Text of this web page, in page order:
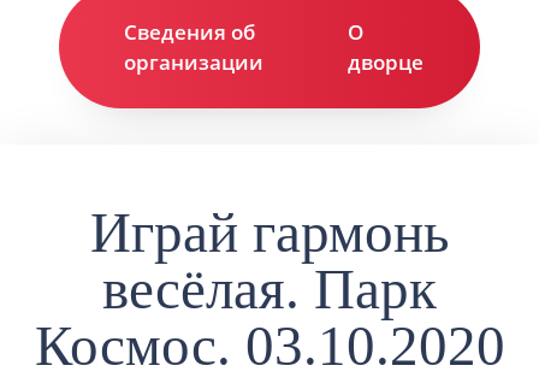
Сведения об
организации
О
дворце
Играй гармонь
весёлая. Парк
Космос. 03.10.2020